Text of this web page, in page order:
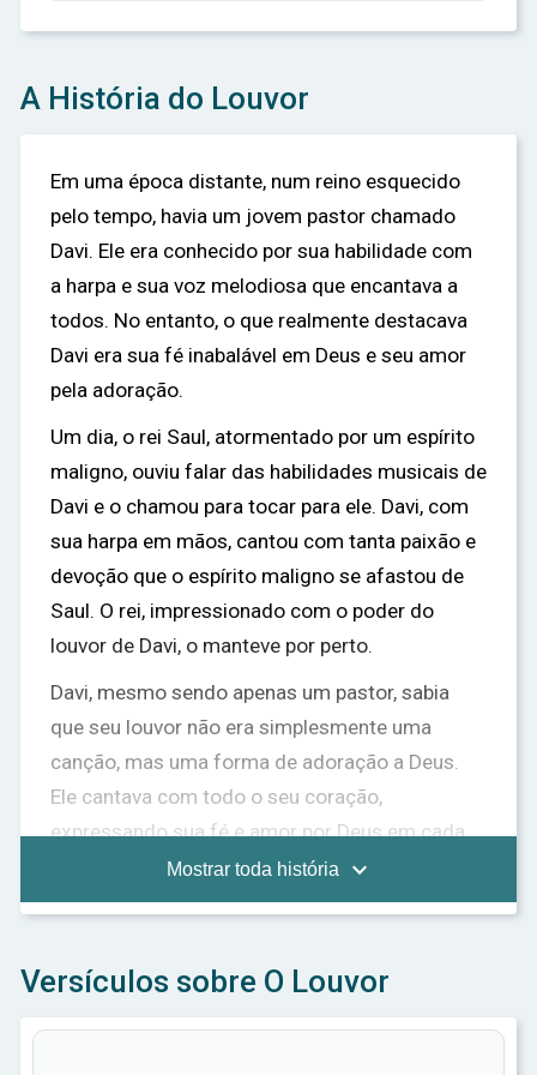
A História do Louvor
Em uma época distante, num reino esquecido
pelo tempo, havia um jovem pastor chamado
Davi. Ele era conhecido por sua habilidade com
a harpa e sua voz melodiosa que encantava a
todos. No entanto, o que realmente destacava
Davi era sua fé inabalável em Deus e seu amor
pela adoração.
Um dia, o rei Saul, atormentado por um espírito
maligno, ouviu falar das habilidades musicais de
Davi e o chamou para tocar para ele. Davi, com
sua harpa em mãos, cantou com tanta paixão e
devoção que o espírito maligno se afastou de
Saul. O rei, impressionado com o poder do
louvor de Davi, o manteve por perto.
Davi, mesmo sendo apenas um pastor, sabia
que seu louvor não era simplesmente uma
canção, mas uma forma de adoração a Deus.
Ele cantava com todo o seu coração,
expressando sua fé e amor por Deus em cada
nota e palavra. Seu louvor era tão poderoso que
até mesmo o espírito maligno não podia resistir.
ele nunca deixou de louvar a Deus. Ele compôs
muitos salmos, que são cantos de louvor,
Mostrar toda história 
Versículos sobre O Louvor